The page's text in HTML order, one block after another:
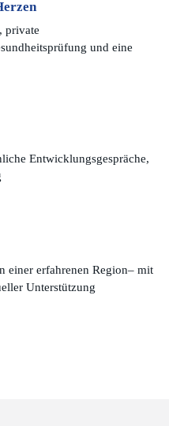
private
und eine
Entwicklungsgespräche,
einer erfahrenen Region– mit
Unterstützung